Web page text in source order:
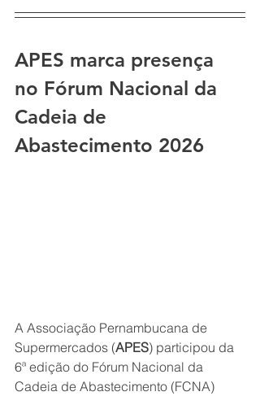
APES marca presença
no Fórum Nacional da
Cadeia de
Abastecimento 2026
A Associação Pernambucana de
Supermercados (APES) participou da
6ª edição do Fórum Nacional da
Cadeia de Abastecimento (FCNA)